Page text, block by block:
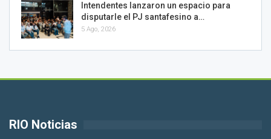
Intendentes lanzaron un espacio para
disputarle el PJ santafesino a…
5 Ago, 2026
RIO Noticias